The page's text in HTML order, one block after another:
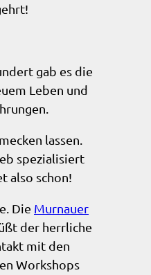
gab es die
Leben und
lassen.
spezialisiert
also schon!
Die Murnauer
der herrliche
mit den
Workshops